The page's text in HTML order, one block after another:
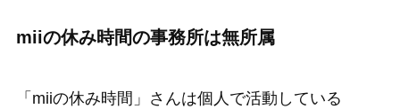
miiの休み時間の事務所は無所属
「miiの休み時間」さんは個人で活動している